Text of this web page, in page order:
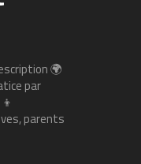
🌍
par
parents